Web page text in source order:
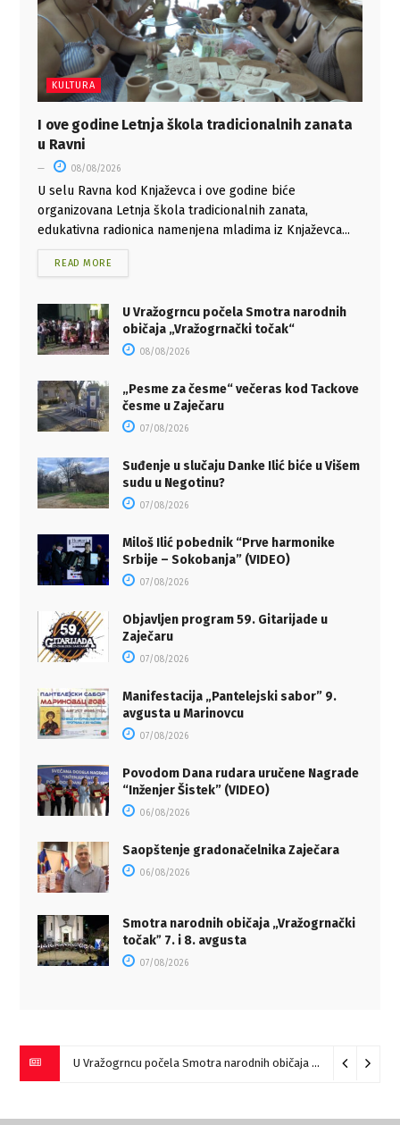
KULTURA
I ove godine Letnja škola tradicionalnih zanata
u Ravni
08/08/2026
U selu Ravna kod Knjaževca i ove godine biće
organizovana Letnja škola tradicionalnih zanata,
edukativna radionica namenjena mladima iz Knjaževca...
READ MORE
U Vražogrncu počela Smotra narodnih
običaja „Vražogrnački točak“
08/08/2026
„Pesme za česme“ večeras kod Tackove
česme u Zaječaru
07/08/2026
Suđenje u slučaju Danke Ilić biće u Višem
sudu u Negotinu?
07/08/2026
Miloš Ilić pobednik “Prve harmonike
Srbije – Sokobanja” (VIDEO)
07/08/2026
Objavljen program 59. Gitarijade u
Zaječaru
07/08/2026
Manifestacija „Pantelejski sabor” 9.
avgusta u Marinovcu
07/08/2026
Povodom Dana rudara uručene Nagrade
“Inženjer Šistek” (VIDEO)
06/08/2026
Saopštenje gradonačelnika Zaječara
06/08/2026
Smotra narodnih običaja „Vražogrnački
točakˮ 7. i 8. avgusta
07/08/2026
U Vražogrncu počela Smotra narodnih običaja „Vražogrnački točak“